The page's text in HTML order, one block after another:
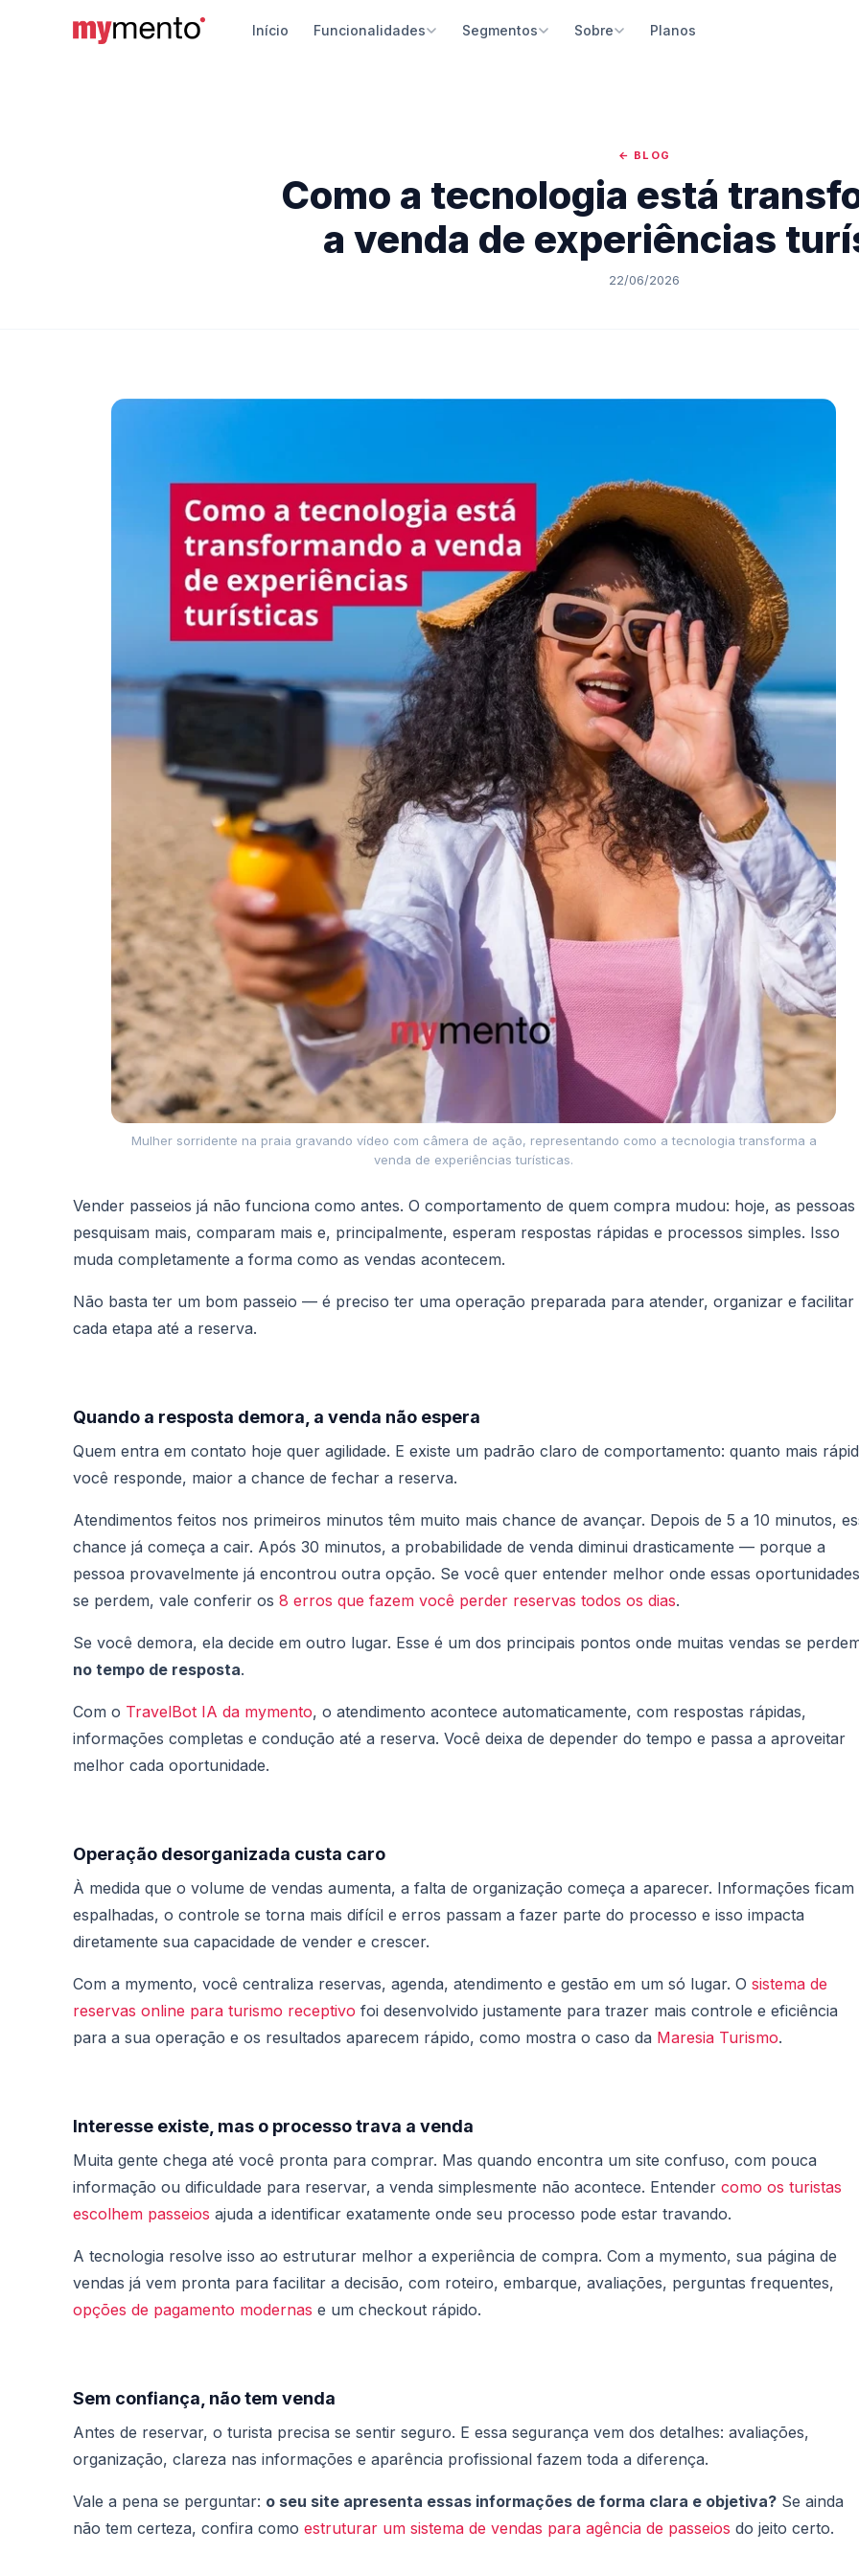
Início Funcionalidades
Gerencie sua empresa pelo celular, iOS e
Android
Inteligência Artificial
Crie conteúdo e descrições
integrada
TravelBot IA Google Coisas Legais
Segmentos
Parques e Atrativos
Parques temáticos, naturais e pontos turísticos
Agências de Receptivo
Receptivos locais e agências de turismo
Restaurantes e Gastronomia
Sobre
Depoimentos
O que nossos parceiros dizem
Dicas e estratégias para o turismo
Planos
← BLOG
Como a tecnologia está
a venda de experiências
22/06/2026
Mulher sorridente na praia gravando vídeo com câmera de ação, representando como a tecnologia transforma a
venda de experiências turísticas.
Vender passeios já não funciona como antes. O comportamento de quem compra mudou: hoje, as pessoas
pesquisam mais, comparam mais e, principalmente, esperam respostas rápidas e processos simples. Isso
muda completamente a forma como as vendas acontecem.
Não basta ter um bom passeio — é preciso ter uma operação preparada para atender, organizar e facilitar
cada etapa até a reserva.
Quando a resposta demora, a venda não espera
Quem entra em contato hoje quer agilidade. E existe um padrão claro de comportamento: quanto mais
você responde, maior a chance de fechar a reserva.
Atendimentos feitos nos primeiros minutos têm muito mais chance de avançar. Depois de 5 a 10 minutos,
chance já começa a cair. Após 30 minutos, a probabilidade de venda diminui drasticamente — porque a
pessoa provavelmente já encontrou outra opção. Se você quer entender melhor onde essas oportunidades
se perdem, vale conferir os 8 erros que fazem você perder reservas todos os dias.
Se você demora, ela decide em outro lugar. Esse é um dos principais pontos onde muitas vendas se
no tempo de resposta.
Com o TravelBot IA da mymento, o atendimento acontece automaticamente, com respostas rápidas,
informações completas e condução até a reserva. Você deixa de depender do tempo e passa a aproveitar
melhor cada oportunidade.
Operação desorganizada custa caro
À medida que o volume de vendas aumenta, a falta de organização começa a aparecer. Informações ficam
espalhadas, o controle se torna mais difícil e erros passam a fazer parte do processo e isso impacta
diretamente sua capacidade de vender e crescer.
Com a mymento, você centraliza reservas, agenda, atendimento e gestão em um só lugar. O sistema de
reservas online para turismo receptivo foi desenvolvido justamente para trazer mais controle e eficiência
para a sua operação e os resultados aparecem rápido, como mostra o caso da Maresia Turismo.
Interesse existe, mas o processo trava a venda
Muita gente chega até você pronta para comprar. Mas quando encontra um site confuso, com pouca
informação ou dificuldade para reservar, a venda simplesmente não acontece. Entender como os turistas
escolhem passeios ajuda a identificar exatamente onde seu processo pode estar travando.
A tecnologia resolve isso ao estruturar melhor a experiência de compra. Com a mymento, sua página de
vendas já vem pronta para facilitar a decisão, com roteiro, embarque, avaliações, perguntas frequentes,
opções de pagamento modernas e um checkout rápido.
Sem confiança, não tem venda
Antes de reservar, o turista precisa se sentir seguro. E essa segurança vem dos detalhes: avaliações,
organização, clareza nas informações e aparência profissional fazem toda a diferença.
Vale a pena se perguntar: o seu site apresenta essas informações de forma clara e objetiva? Se ainda
não tem certeza, confira como estruturar um sistema de vendas para agência de passeios do jeito certo.